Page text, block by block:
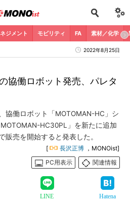
ジメント モビリティ FA 素材／化学
2022年8月25日
協働ロボット発売、パレタ
協働ロボット「MOTOMAN-HC」シ
HC30PL」を新たに追加
販売を開始すると発表した。
[ 長沢正博 ，MONOist]
PC用表示
関連情報
LINE Hatena